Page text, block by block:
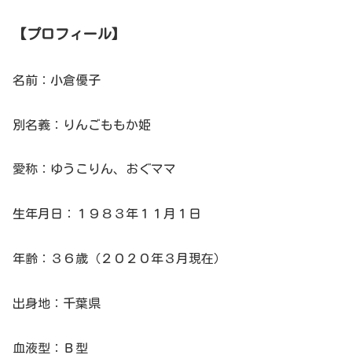
【プロフィール】
名前：小倉優子
別名義：りんごももか姫
愛称：ゆうこりん、おぐママ
生年月日：１９８３年１１月１日
年齢：３６歳（２０２０年３月現在）
出身地：千葉県
血液型：Ｂ型